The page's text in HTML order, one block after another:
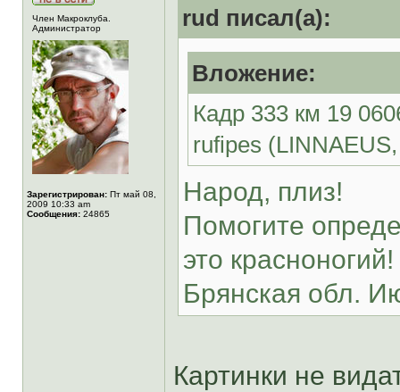
Член Макроклуба.
Aдминистратор
Зарегистрирован: Пт май 08,
2009 10:33 am
Сообщения: 24865
rud писал(а):
Вложение:
Кадр 333 км 19
rufipes
Народ, плиз!
Помогите
это
Брянская обл.
Картинки не